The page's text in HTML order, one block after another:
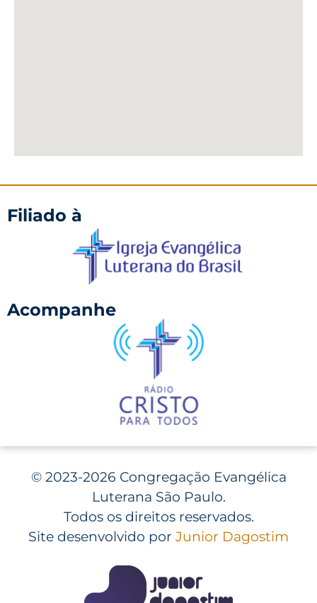
Filiado à
Acompanhe
©2023-2026 Congregação Evangélica
Luterana São Paulo.
Todos os direitos reservados.
Site desenvolvido por Junior Dagostim